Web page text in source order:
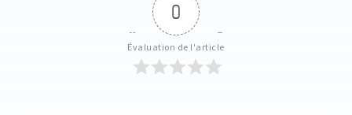
0
Évaluation de l'article